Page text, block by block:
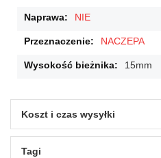
NIE
NACZEPA
15mm
Koszt i czas wysyłki
Tagi